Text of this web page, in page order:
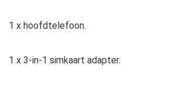
1 x hoofdtelefoon.
1 x 3-in-1 simkaart adapter.